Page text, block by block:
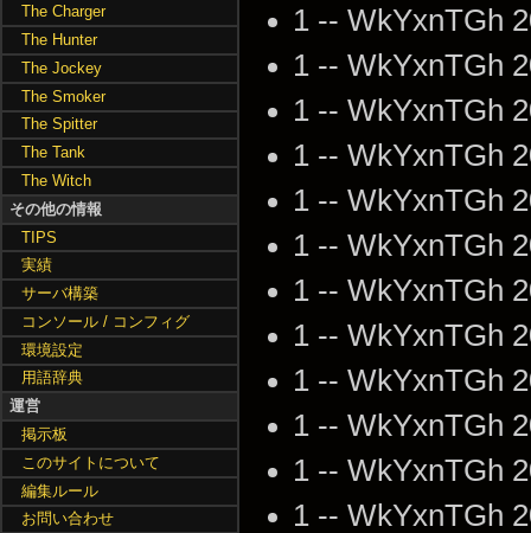
1 -- WkYxnTGh
1 -- WkYxnTGh
1 -- WkYxnTGh
1 -- WkYxnTGh
1 -- WkYxnTGh
1 -- WkYxnTGh
1 -- WkYxnTGh
1 -- WkYxnTGh
1 -- WkYxnTGh
1 -- WkYxnTGh
1 -- WkYxnTGh
1 -- WkYxnTGh
The Charger
The Hunter
The Jockey
The Smoker
The Spitter
The Tank
The Witch
その他の情報
TIPS
実績
サーバ構築
コンソール / コンフィグ
環境設定
用語辞典
運営
掲示板
このサイトについて
編集ルール
お問い合わせ